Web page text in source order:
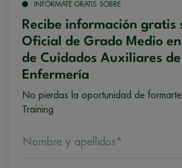
INFÓRMATE GRATIS SOBRE
Recibe información gratis
Oficial de Grado Medio en
de Cuidados Auxiliares de
Enfermería
No pierdas la oportunidad de
Training
Nombre y apellidos*